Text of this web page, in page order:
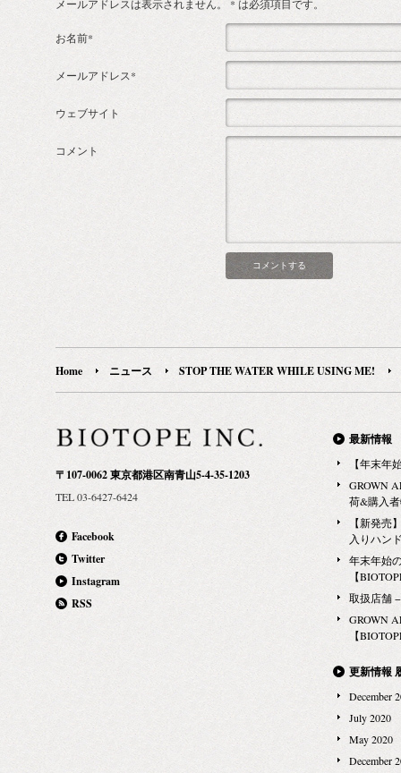
メールアドレスは表示されません。 * は必須項目です。
お名前*
メールアドレス*
ウェブサイト
コメント
Home ニュース STOP THE WATER WHILE USING ME!
〒107-0062 東京都港区南青山5-4-35-1203
TEL 03-6427-6424
Facebook
Twitter
Instagram
RSS
最新情報
【年末年
GROWN
荷&購入
【新発売
入りハン
年末年始
【
取扱店舗
GROWN
【
更新情報
December
July 2020
May 2020
December